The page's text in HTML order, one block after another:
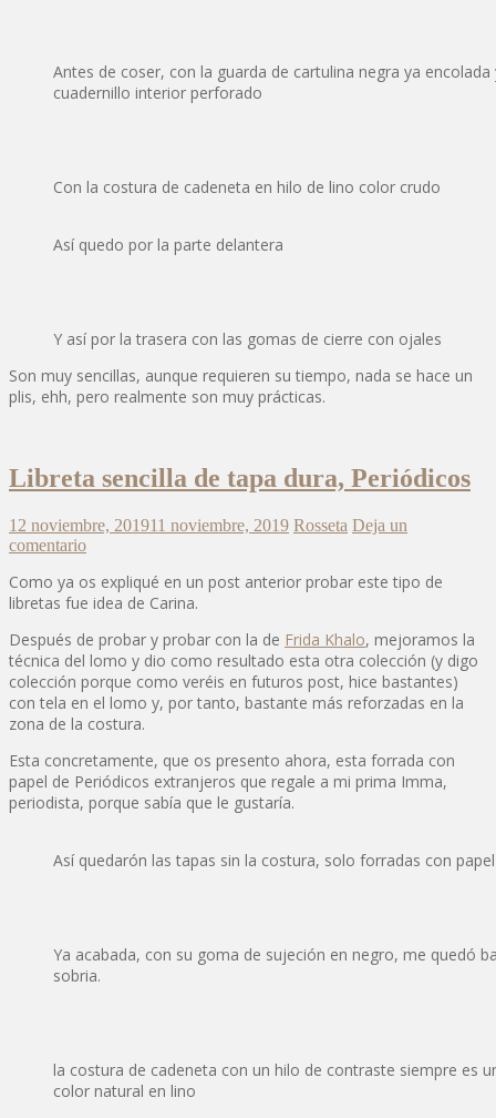
Antes de coser, con la guarda de cartulina negra ya encolada
cuadernillo interior perforado
Con la costura de cadeneta en hilo de lino color crudo
Así quedo por la parte delantera
Y así por la trasera con las gomas de cierre con ojales
Son muy sencillas, aunque requieren su tiempo, nada se hace un
plis, ehh, pero realmente son muy prácticas.
Libreta sencilla de tapa dura, Periódicos
12 noviembre, 201911 noviembre, 2019 Rosseta Deja un
comentario
Como ya os expliqué en un post anterior probar este tipo de
libretas fue idea de Carina.
Después de probar y probar con la de Frida Khalo, mejoramos la
técnica del lomo y dio como resultado esta otra colección (y digo
colección porque como veréis en futuros post, hice bastantes)
con tela en el lomo y, por tanto, bastante más reforzadas en la
zona de la costura.
Esta concretamente, que os presento ahora, esta forrada con
papel de Periódicos extranjeros que regale a mi prima Imma,
periodista, porque sabía que le gustaría.
Así quedarón las tapas sin la costura, solo forradas con
Ya acabada, con su goma de sujeción en negro, me quedó
sobria.
la costura de cadeneta con un hilo de contraste siempre es
color natural en lino